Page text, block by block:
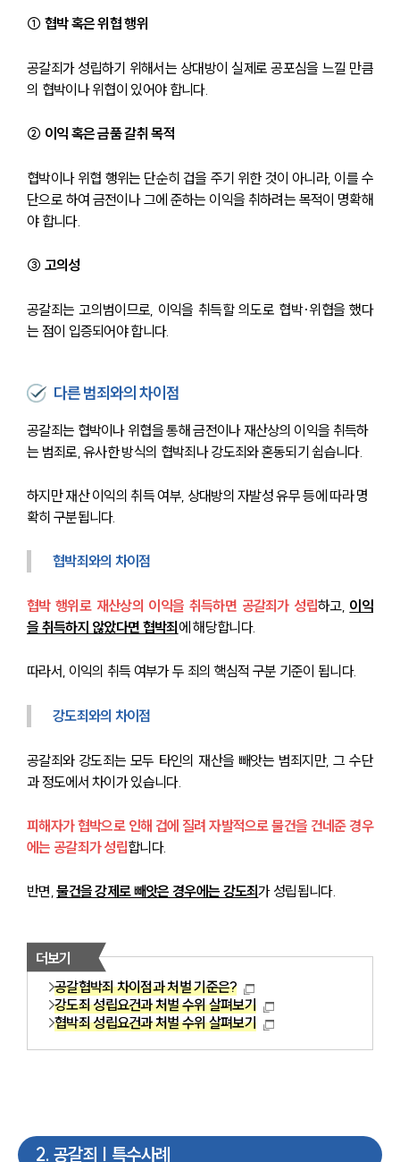
① 협박 혹은 위협 행위
공갈죄가 성립하기 위해서는 상대방이 실제로 공포심을 느낄 만큼
의 협박이나 위협이 있어야 합니다.
② 이익 혹은 금품 갈취 목적
협박이나 위협 행위는 단순히 겁을 주기 위한 것이 아니라, 이를 수
단으로 하여 금전이나 그에 준하는 이익을 취하려는 목적이 명확해
야 합니다.
③ 고의성
공갈죄는 고의범이므로, 이익을 취득할 의도로 협박·위협을 했다
는 점이 입증되어야 합니다.
다른 범죄와의 차이점
공갈죄는 협박이나 위협을 통해 금전이나 재산상의 이익을 취득하
는 범죄로, 유사한 방식의 협박죄나 강도죄와 혼동되기 쉽습니다.
하지만 재산 이익의 취득 여부, 상대방의 자발성 유무 등에 따라 명
확히 구분됩니다.
협박죄와의 차이점
협박 행위로 재산상의 이익을 취득하면 공갈죄가 성립하고, 이익
을 취득하지 않았다면 협박죄 에 해당합니다.
따라서, 이익의 취득 여부가 두 죄의 핵심적 구분 기준이 됩니다.
강도죄와의 차이점
공갈죄와 강도죄는 모두 타인의 재산을 빼앗는 범죄지만, 그 수단
과 정도에서 차이가 있습니다.
피해자가 협박으로 인해 겁에 질려 자발적으로 물건을 건네준 경우
에는 공갈죄가 성립합니다.
반면, 물건을 강제로 빼앗은 경우에는 강도죄가 성립됩니다.
더보기
공갈협박죄 차이점과 처벌 기준은?
강도죄 성립요건과 처벌 수위 살펴보기
협박죄 성립요건과 처벌 수위 살펴보기
2. 공갈죄 | 특수사례